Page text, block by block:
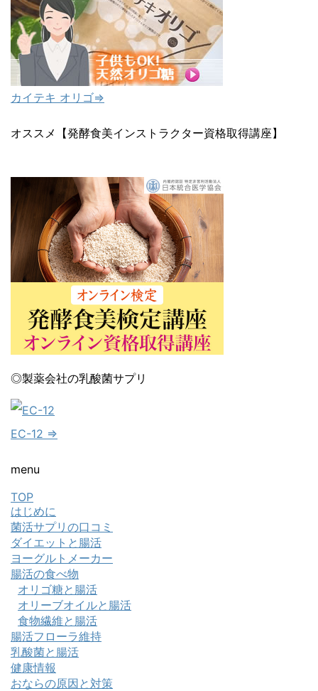
カイテキ オリゴ⇒
オススメ【発酵食美インストラクター資格取得講座】
◎製薬会社の乳酸菌サプリ
EC-12 ⇒
menu
TOP
はじめに
菌活サプリの口コミ
ダイエットと腸活
ヨーグルトメーカー
腸活の食べ物
オリゴ糖と腸活
オリーブオイルと腸活
食物繊維と腸活
腸活フローラ維持
乳酸菌と腸活
健康情報
おならの原因と対策